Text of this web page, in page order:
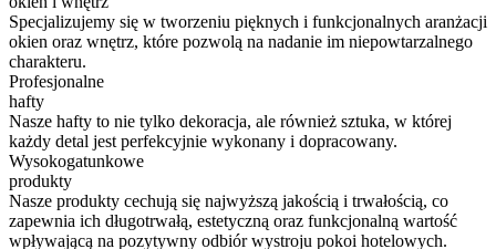
Specjalizujemy się w tworzeniu pięknych i funkcjonalnych aranżacji
okien oraz wnętrz, które pozwolą na nadanie im niepowtarzalnego
charakteru.
Profesjonalne
hafty
Nasze hafty to nie tylko dekoracja, ale również sztuka, w której
każdy detal jest perfekcyjnie wykonany i dopracowany.
Wysokogatunkowe
produkty
Nasze produkty cechują się najwyższą jakością i trwałością, co
zapewnia ich długotrwałą, estetyczną oraz funkcjonalną wartość
wpływającą na pozytywny odbiór wystroju pokoi hotelowych.